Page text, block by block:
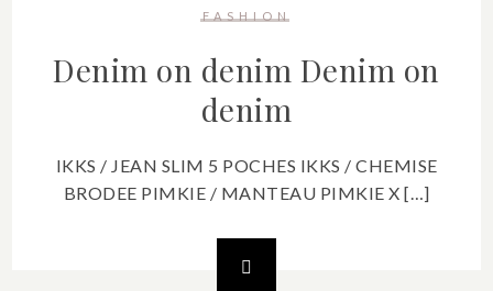
FASHION
Denim on denim Denim on
denim
IKKS / JEAN SLIM 5 POCHES IKKS / CHEMISE
BRODEE PIMKIE / MANTEAU PIMKIE X […]